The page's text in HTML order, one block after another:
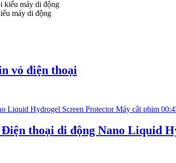
máy di động
vỏ điện thoại
thoại di động Nano Liquid